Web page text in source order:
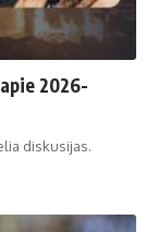
2026-
diskusijas.